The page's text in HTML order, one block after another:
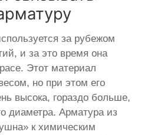
за рубежом
и за это время она
Этот материал
но при этом его
высока, гораздо больше,
диаметра. Арматура из
к химическим